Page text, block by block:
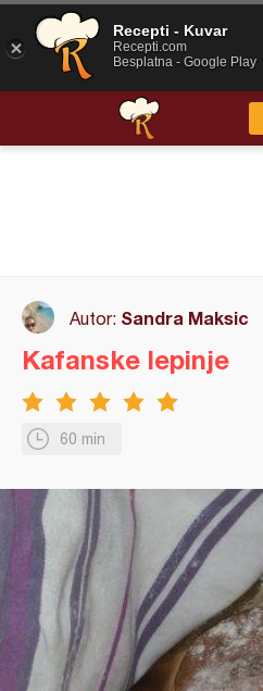
Autor: Sandra Maksic
60 min
Kafanske lepinje
Recepti - Kuvar
Recepti.com
Besplatna - Google Play